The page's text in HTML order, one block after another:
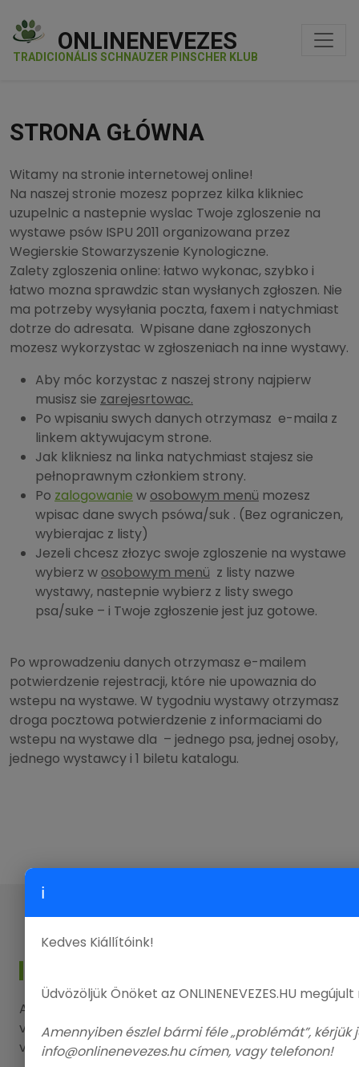
ONLINENEVEZES
TRADICIONÁLIS SCHNAUZER PINSCHER KLUB
STRONA GŁÓWNA
Witamy na stronie internetowej online!
Na naszej stronie mozesz poprzez kilka klikniec
uzupelnic a nastepnie wyslac Twoje zgloszenie na
wystawe psów ISPU 2011 organizowana przez
Wegierskie Stowarzyszenie Kynologiczne.
Zalety zgloszenia online: łatwo wykonac, szybko i
łatwo mozna sprawdzic stan wysłanych zgłoszen. Nie
ma potrzeby wysyłania poczta, faxem i natychmiast
dotrze do adresata. Wpisane dane zgłoszonych
mozesz wykorzystac w zgłoszeniach na inne wystawy.
Aby móc korzystac z naszej strony najpierw
musisz sie zarejesrtowac.
Po wpisaniu swych danych otrzymasz e-maila z
linkem aktywujacym strone.
Jak klikniesz na linka natychmiast stajesz sie
pełnoprawnym członkiem strony.
Po zalogowanie wosobowym menü mozesz
wpisac dane swych psówa/suk . (Bez ograniczen,
wybierajac z listy)
Jezeli chcesz złozyc swoje zgloszenie na wystawe
wybierz wosobowym menü z listy nazwe
wystawy, nastepnie wybierz z listy swego
psa/suke – i Twoje zgłoszenie jest juz gotowe.
Po wprowadzeniu danych otrzymasz e-mailem
potwierdzenie rejestracji, które nie upowaznia do
wstepu na wystawe. W tygodniu wystawy otrzymasz
droga pocztowa potwierdzenie z informaciami do
wstepu na wystawe dla – jednego psa, jednej osoby,
jednego wystawcy i 1 biletu katalogu.
Amennyiben kérdése, észrevétele lenne, kérjük
vegye fel a kapcsolatot elérhetőségeink
valamelyikén.
ℹ
Kedves Kiállítóink!
Üdvözöljük Önöket az ONLINENEVEZES.HU
Amennyiben észlel bármi féle „problémát”, kérjük
info@onlinenevezes.hu címen, vagy telefonon!